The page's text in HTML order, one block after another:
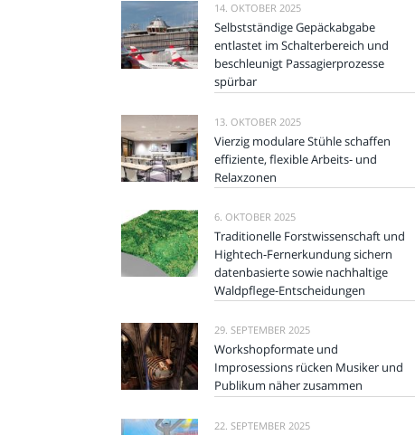
14. OKTOBER 2025
Selbstständige Gepäckabgabe
entlastet im Schalterbereich und
beschleunigt Passagierprozesse
spürbar
13. OKTOBER 2025
Vierzig modulare Stühle schaffen
effiziente, flexible Arbeits- und
Relaxzonen
6. OKTOBER 2025
Traditionelle Forstwissenschaft und
Hightech-Fernerkundung sichern
datenbasierte sowie nachhaltige
Waldpflege-Entscheidungen
29. SEPTEMBER 2025
Workshopformate und
Improsessions rücken Musiker und
Publikum näher zusammen
22. SEPTEMBER 2025